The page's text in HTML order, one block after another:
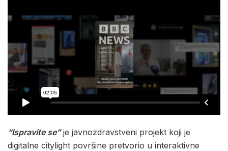
“Ispravite se”je javnozdravstveni projekt koji je
digitalne citylight površine pretvorio u interaktivne